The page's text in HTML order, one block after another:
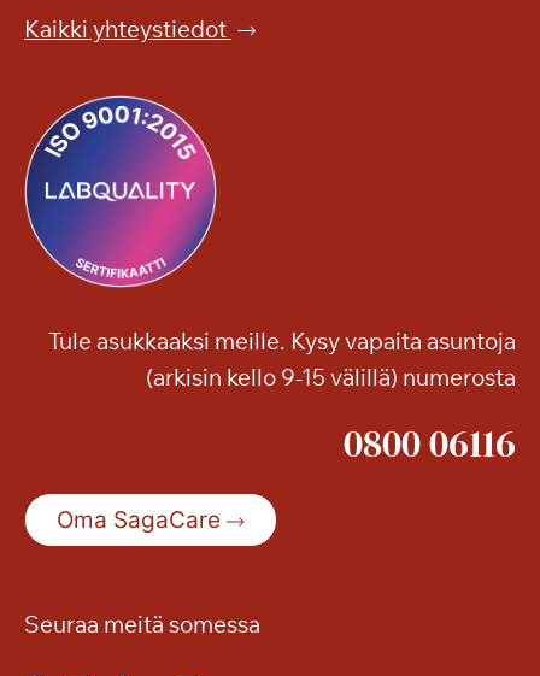
Kaikki yhteystiedot
Tule asukkaaksi meille. Kysy vapaita asuntoja
(arkisin kello 9-15 välillä) numerosta
0800 06116
Oma SagaCare
Seuraa meitä somessa